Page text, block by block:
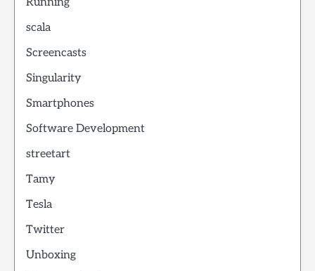
scala
Screencasts
Singularity
Smartphones
Software Development
streetart
Tamy
Tesla
Twitter
Unboxing